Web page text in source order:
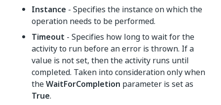
Instance - Specifies the instance on which the
operation needs to be performed.
Timeout - Specifies how long to wait for the
activity to run before an error is thrown. If a
value is not set, then the activity runs until
completed. Taken into consideration only when
theWaitForCompletion parameter is set as
True.